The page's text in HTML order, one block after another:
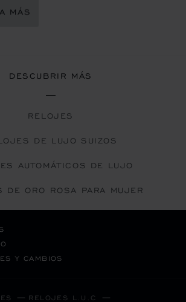
MÁS
DESCUBRIR MÁS
RELOJES
DE LUJO SUIZOS
AUTOMÁTICOS DE LUJO
DE ORO ROSA PARA MUJER
Y CAMBIOS
RELOJES L.U.C